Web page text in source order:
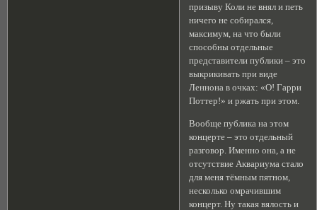
призыву Коли не внял и петь
ничего не собирался,
максимум, на что были
способны отдельные
представители публики – это
выкрикивать при виде
Леннона в очках: «О! Гарри
Поттер!» и ржать при этом.
Вообще публика на этом
концерте – это отдельный
разговор. Именно она, а не
отсутствие Аквариума стало
для меня тёмным пятном,
несколько омрачившим
концерт. Ну такая вялость и